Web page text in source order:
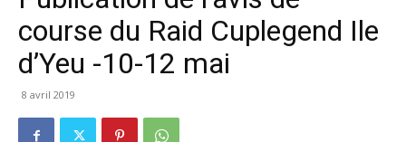
course du Raid Cuplegend Ile
d’Yeu -10-12 mai
8 avril 2019